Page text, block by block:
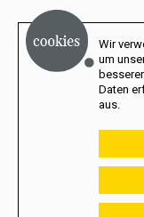
Wir
um
Daten
aus.